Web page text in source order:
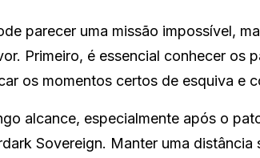
parecer uma missão impossível,
Primeiro, é essencial conhecer os
os momentos certos de esquiva e
alcance, especialmente após o
Sovereign. Manter uma distância